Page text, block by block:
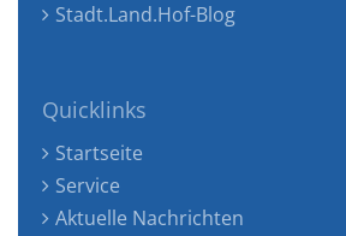
Stadt.Land.Hof-Blog
Quicklinks
Startseite
Service
Aktuelle Nachrichten